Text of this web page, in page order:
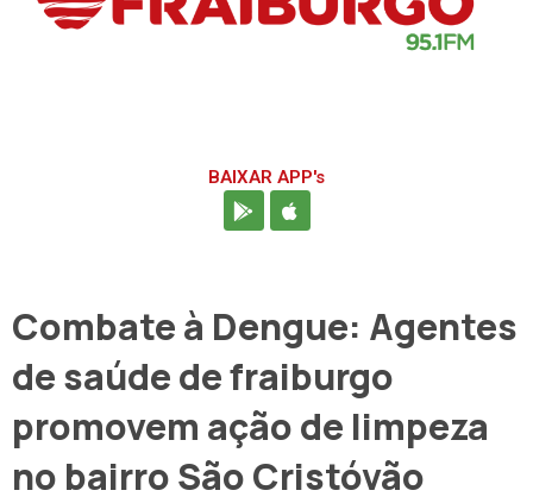
BAIXAR APP's
Combate à Dengue: Agentes
de saúde de fraiburgo
promovem ação de limpeza
no bairro São Cristóvão